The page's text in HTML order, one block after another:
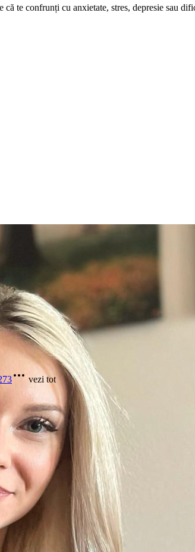
te confrunți cu anxietate, stres, depresie sau
vezi tot